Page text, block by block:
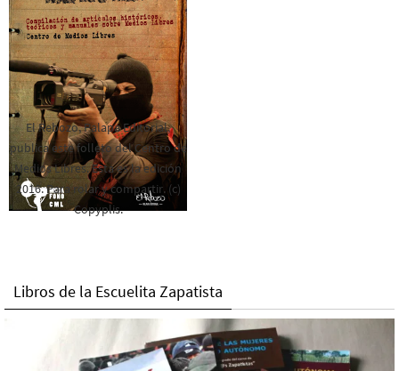
El Rebozo, Palapa Editorial,
publica este folleto del Centro de
Medios Libres. Esta es la edición
2016. Para rolar y compartir. (c)
Copyplis.
Libros de la Escuelita Zapatista